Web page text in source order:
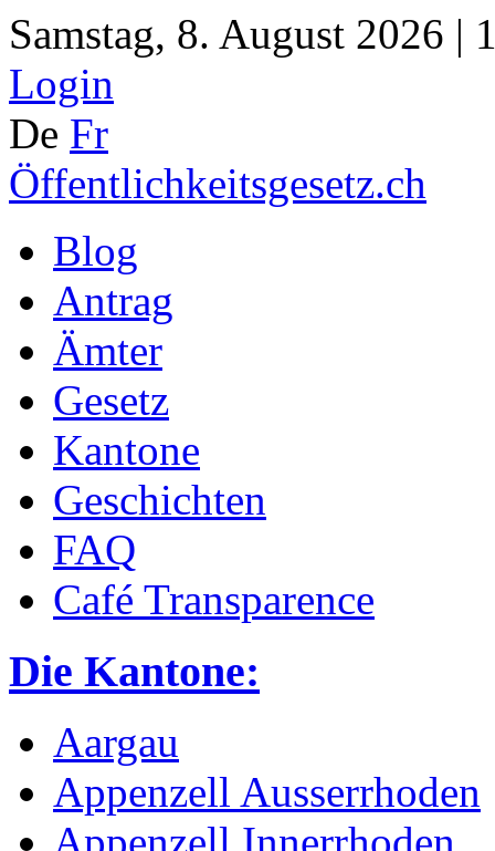
Samstag, 8. August 2026 |
Login
De Fr
Öffentlichkeitsgesetz.ch
Blog
Antrag
Ämter
Gesetz
Kantone
Geschichten
FAQ
Café Transparence
Die Kantone:
Aargau
Appenzell Ausserrhoden